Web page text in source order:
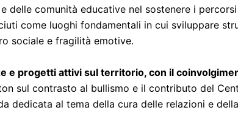
delle comunità educative nel sostenere i
come luoghi fondamentali in cui sviluppare
sociale e fragilità emotive.
e progetti attivi sul territorio, con il
sul contrasto al bullismo e il contributo del
dedicata al tema della cura delle relazioni e